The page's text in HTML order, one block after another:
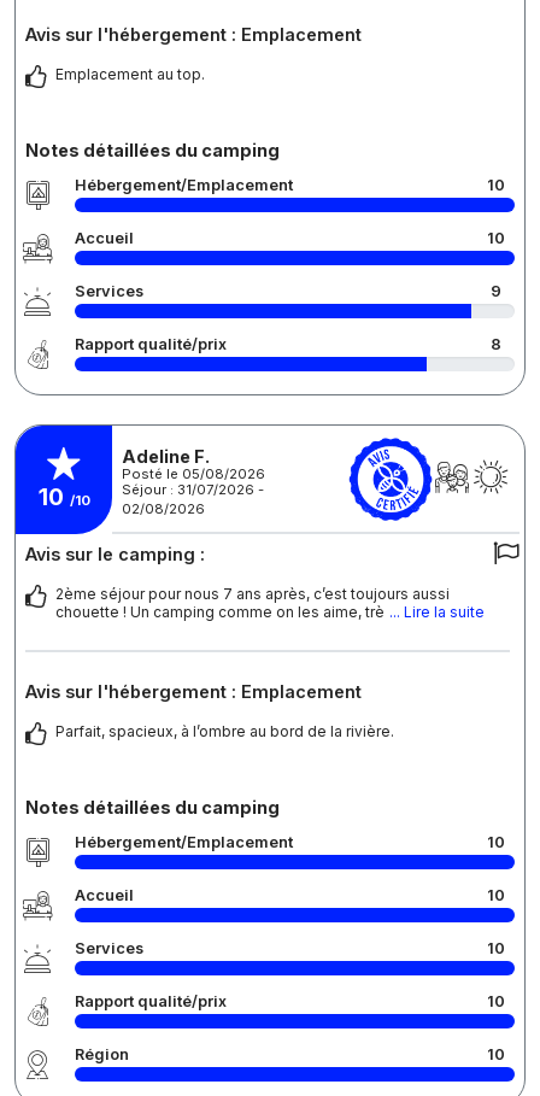
Avis sur l'hébergement : Emplacement
Emplacement au top.
Notes détaillées du camping
Hébergement/Emplacement 10
Accueil 10
Services 9
Rapport qualité/prix 8
10 /10
Adeline F.
Posté le 05/08/2026
Séjour : 31/07/2026 -
02/08/2026
Avis sur le camping :
2ème séjour pour nous 7 ans après, c’est toujours aussi
chouette ! Un camping comme on les aime, trè ... Lire la suite
Avis sur l'hébergement : Emplacement
Parfait, spacieux, à l’ombre au bord de la rivière.
Notes détaillées du camping
Hébergement/Emplacement 10
Accueil 10
Services 10
Rapport qualité/prix 10
Région 10